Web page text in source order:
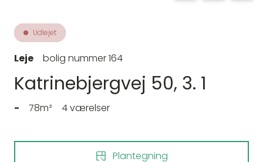
Udlejet
Leje bolig nummer 164
Katrinebjergvej 50, 3. 1
- 78m² 4 værelser
Plantegning